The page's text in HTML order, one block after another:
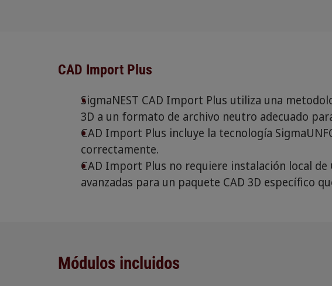
CAD Import Plus
SigmaNEST CAD Import Plus utiliza una
3D a un formato de archivo neutro adecuado
CAD Import Plus incluye la tecnología
correctamente.
CAD Import Plus no requiere instalación local
avanzadas para un paquete CAD 3D específico
Módulos incluidos